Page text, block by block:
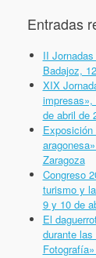
Entradas
II
Badajoz,
XIX
de abril de
Exposición
Zaragoza
Congreso
turismo y
9 y 10 de
El
durante